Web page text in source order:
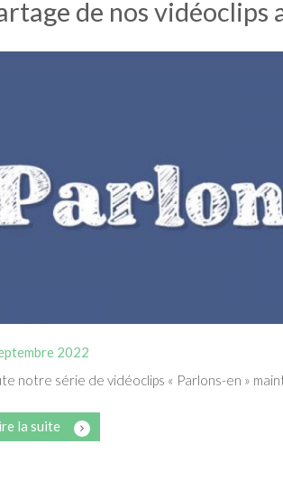
de nos vidéoclips
2022
notre série de vidéoclips « Parlons-en »
la suite